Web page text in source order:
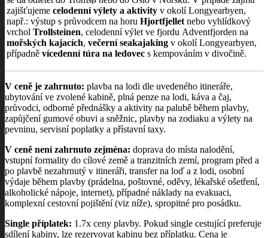
zajišťujeme celodenní výlety a aktivity v okolí Longyearbyen,
např.: výstup s průvodcem na horu Hjortfjelletnebo vyhlídkový
vrchol Trollsteinen, celodenní výlet ve fjordu Adventfjorden na
mořských kajacích, večerní seakajaking v okolí Longyearbyen,
případně vícedenní túra na ledovec s kempováním v divočině.
V ceně je zahrnuto: plavba na lodi dle uvedeného itineráře,
ubytování ve zvolené kabině, plná penze na lodi, káva a čaj,
průvodci, odborné přednášky a aktivity na palubě během plavby,
zapůjčení gumové obuvi a sněžnic, plavby na zodiaku a výlety na
pevninu, servisní poplatky a přístavní taxy.
V ceně není zahrnuto zejména: doprava do místa nalodění,
vstupní formality do cílové země a tranzitních zemí, program před a
po plavbě nezahrnutý v itineráři, transfer na loď a z lodi, osobní
výdaje během plavby (prádelna, poštovné, oděvy, lékařské ošetření,
alkoholické nápoje, internet), případné náklady na evakuaci,
komplexní cestovní pojištění (viz níže), spropitné pro posádku.
Single příplatek: 1.7x ceny plavby. Pokud single cestující preferuje
sdílení kabiny, lze rezervovat kabinu bez příplatku. Cena je